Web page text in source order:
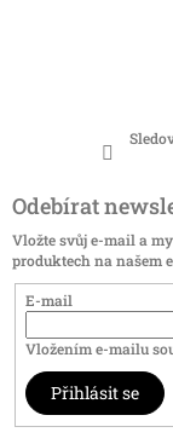
Odebírat
Vložte svůj e-mail a
produktech na našem
E-mail
Vložením e-mailu
Přihlásit se